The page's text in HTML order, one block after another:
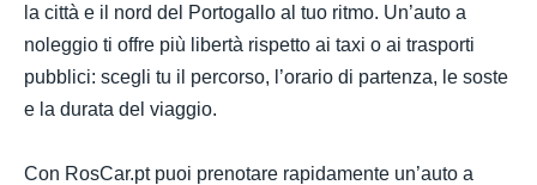
la città e il nord del Portogallo al tuo ritmo. Un’auto a
noleggio ti offre più libertà rispetto ai taxi o ai trasporti
pubblici: scegli tu il percorso, l’orario di partenza, le soste
e la durata del viaggio.
Con RosCar.pt puoi prenotare rapidamente un’auto a